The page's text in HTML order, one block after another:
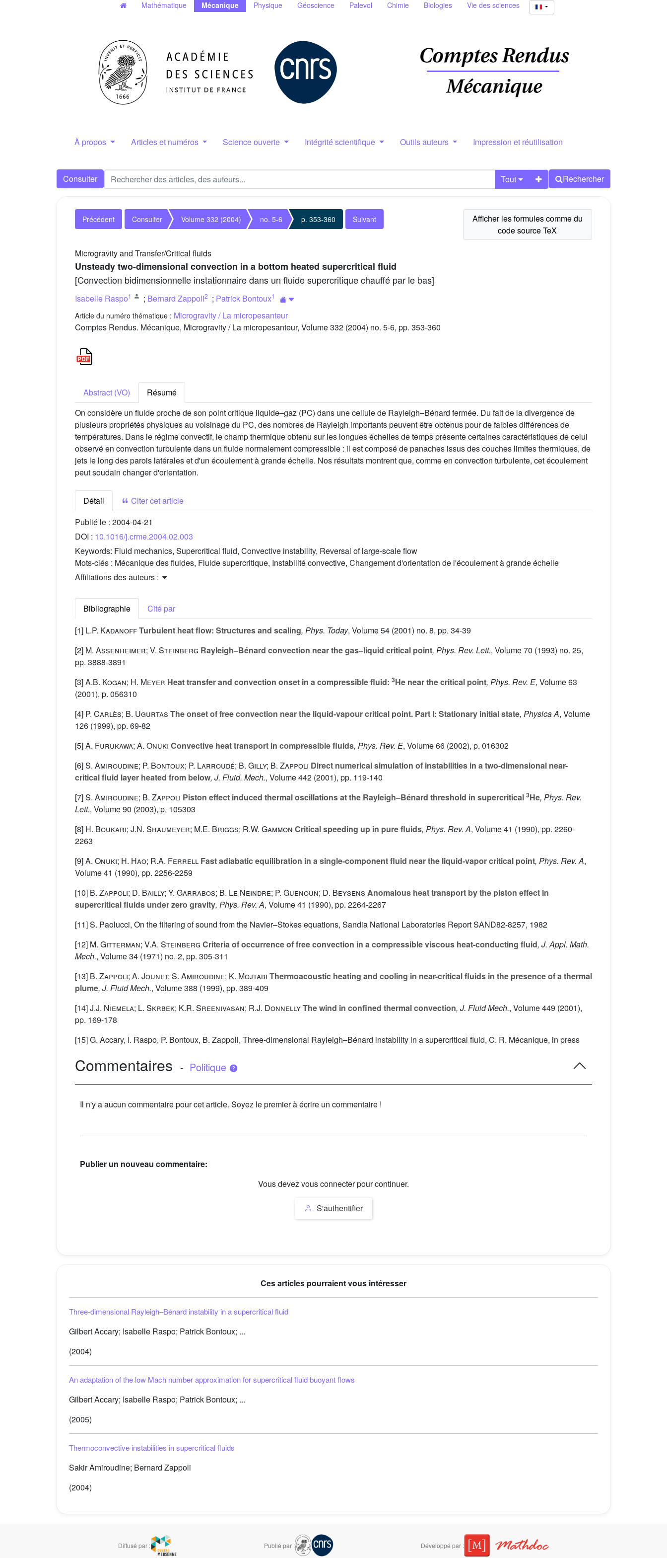
Mathématique Mécanique Physique Géoscience Palevol Chimie Biologies Vie des sciences
À propos Articles et numéros Science ouverte Intégrité scientifique Outils auteurs Impression et réutilisation
Consulter Tout Rechercher
Précédent Consulter Volume 332 (2004) no. 5-6 p. 353-360 Suivant
Microgravity and Transfer/Critical fluids
Unsteady two-dimensional convection in a bottom heated supercritical fluid
[Convection bidimensionnelle instationnaire dans un fluide supercritique chauffé par le bas]
Isabelle Raspo1 ; Bernard Zappoli2 ; Patrick Bontoux1
Article du numéro thématique : Microgravity / La micropesanteur
Comptes Rendus. Mécanique, Microgravity / La micropesanteur, Volume 332 (2004) no. 5-6, pp. 353-360
Abstract (VO)
Résumé
On considère un fluide proche de son point critique liquide–gaz (PC) dans une cellule de Rayleigh–Bénard fermée. Du fait de la divergence de
plusieurs propriétés physiques au voisinage du PC, des nombres de Rayleigh importants peuvent être obtenus pour de faibles différences de
températures. Dans le régime convectif, le champ thermique obtenu sur les longues échelles de temps présente certaines caractéristiques de celui
observé en convection turbulente dans un fluide normalement compressible : il est composé de panaches issus des couches limites thermiques, de
jets le long des parois latérales et d'un écoulement à grande échelle. Nos résultats montrent que, comme en convection turbulente, cet écoulement
peut soudain changer d'orientation.
Détail
Citer cet article
Publié le : 2004-04-21
DOI : 10.1016/j.crme.2004.02.003
Keywords: Fluid mechanics, Supercritical fluid, Convective instability, Reversal of large-scale flow
Mots-clés : Mécanique des fluides, Fluide supercritique, Instabilité convective, Changement d'orientation de l'écoulement à grande échelle
Affiliations des auteurs :
Bibliographie
Cité par
[1] L.P. KadanoffTurbulent heat flow: Structures and scaling, Phys. Today, Volume 54 (2001) no. 8, pp. 34-39
[2] M. Assenheimer; V. Steinberg Rayleigh–Bénard convection near the gas–liquid critical point, Phys. Rev. Lett., Volume 70 (1993) no. 25,
pp. 3888-3891
[3]A.B. Kogan; H. Meyer Heat transfer and convection onset in a compressible fluid: 3He near the critical point, Phys. Rev. E, Volume 63
(2001), p. 056310
[4] P. Carlès; B. Ugurtas The onset of free convection near the liquid-vapour critical point. Part I: Stationary initial state, Physica A, Volume
126 (1999), pp. 69-82
[5]A. Furukawa; A. Onuki Convective heat transport in compressible fluids, Phys. Rev. E, Volume 66 (2002), p. 016302
[6]S. Amiroudine; P. Bontoux; P. Larroudé; B. Gilly; B. Zappoli Direct numerical simulation of instabilities in a two-dimensional near-
critical fluid layer heated from below, J. Fluid. Mech., Volume 442 (2001), pp. 119-140
[7]S. Amiroudine; B. Zappoli Piston effect induced thermal oscillations at the Rayleigh–Bénard threshold in supercritical 3He, Phys. Rev.
Lett., Volume 90 (2003), p. 105303
[8] H. Boukari; J.N. Shaumeyer; M.E. Briggs; R.W. Gammon Critical speeding up in pure fluids, Phys. Rev. A, Volume 41 (1990), pp. 2260-
2263
[9]A. Onuki; H. Hao; R.A. Ferrell Fast adiabatic equilibration in a single-component fluid near the liquid-vapor critical point, Phys. Rev. A,
Volume 41 (1990), pp. 2256-2259
[10] B. Zappoli; D. Bailly; Y. Garrabos; B. Le Neindre; P. Guenoun; D. Beysens Anomalous heat transport by the piston effect in
supercritical fluids under zero gravity, Phys. Rev. A, Volume 41 (1990), pp. 2264-2267
[11] S. Paolucci, On the filtering of sound from the Navier–Stokes equations, Sandia National Laboratories Report SAND82-8257, 1982
[12] M. Gitterman; V.A. Steinberg Criteria of occurrence of free convection in a compressible viscous heat-conducting fluid, J. Appl. Math.
Mech., Volume 34 (1971) no. 2, pp. 305-311
[13] B. Zappoli; A. Jounet; S. Amiroudine; K. Mojtabi Thermoacoustic heating and cooling in near-critical fluids in the presence of a thermal
plume, J. Fluid Mech., Volume 388 (1999), pp. 389-409
[14]J.J. Niemela; L. Skrbek; K.R. Sreenivasan; R.J. DonnellyThe wind in confined thermal convection, J. Fluid Mech., Volume 449 (2001),
pp. 169-178
[15] G. Accary, I. Raspo, P. Bontoux, B. Zappoli, Three-dimensional Rayleigh–Bénard instability in a supercritical fluid, C. R. Mécanique, in press
Commentaires - Politique
Il n'y a aucun commentaire pour cet article. Soyez le premier à écrire un commentaire !
Publier un nouveau commentaire:
Vous devez vous connecter pour continuer.
S'authentifier
Ces articles pourraient vous intéresser
Three-dimensional Rayleigh–Bénard instability in a supercritical fluid
Gilbert Accary; Isabelle Raspo; Patrick Bontoux; ...
(2004)
An adaptation of the low Mach number approximation for supercritical fluid buoyant flows
Gilbert Accary; Isabelle Raspo; Patrick Bontoux; ...
(2005)
Thermoconvective instabilities in supercritical fluids
Sakir Amiroudine; Bernard Zappoli
(2004)
Diffusé par : Publié par :
Développé par :